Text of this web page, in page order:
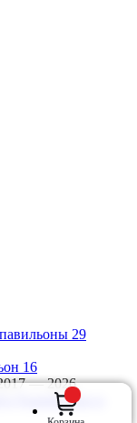
29
16
— 2026
Разработано в